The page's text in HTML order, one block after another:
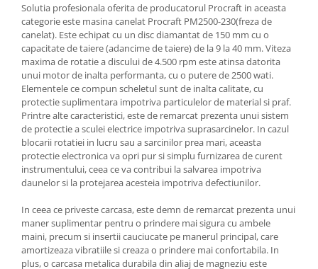
Radiatoare
Semanatoare,Plantatoare
Sere
Sobe pe gaz & electrice
Suflante & Aspiratoare
Aspiratoare
Suflante Frunze
Unelte Gradinarit
Ventilatoare & Sisteme Racire
Ventilatoare
Zootehnie
Foarfeci tuns oi
Solutia profesionala oferita de producatorul Procraft in aceasta
categorie este masina canelat Procraft PM2500-230(freza de
canelat). Este echipat cu un disc diamantat de 150 mm cu o
capacitate de taiere (adancime de taiere) de la 9 la 40 mm. Viteza
maxima de rotatie a discului de 4.500 rpm este atinsa datorita
unui motor de inalta performanta, cu o putere de 2500 wati.
Elementele ce compun scheletul sunt de inalta calitate, cu
protectie suplimentara impotriva particulelor de material si praf.
Printre alte caracteristici, este de remarcat prezenta unui sistem
de protectie a sculei electrice impotriva suprasarcinelor. In cazul
blocarii rotatiei in lucru sau a sarcinilor prea mari, aceasta
protectie electronica va opri pur si simplu furnizarea de curent
instrumentului, ceea ce va contribui la salvarea impotriva
daunelor si la protejarea acesteia impotriva defectiunilor.
In ceea ce priveste carcasa, este demn de remarcat prezenta unui
maner suplimentar pentru o prindere mai sigura cu ambele
maini, precum si insertii cauciucate pe manerul principal, care
amortizeaza vibratiile si creaza o prindere mai confortabila. In
plus, o carcasa metalica durabila din aliaj de magneziu este